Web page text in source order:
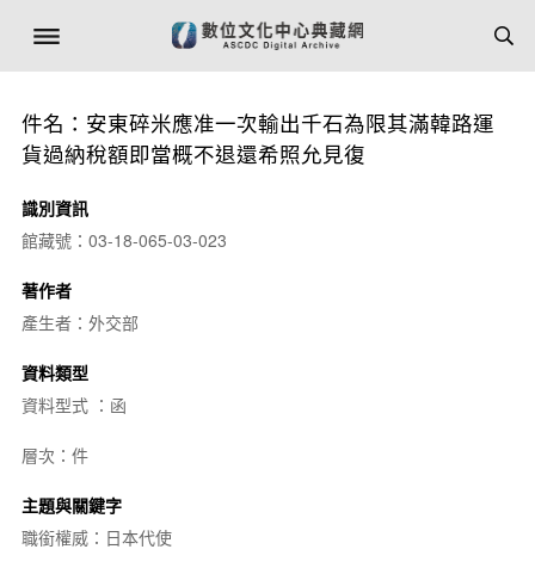
件名：安東碎米應准一次輸出千石為限其滿韓路運
貨過納稅額即當概不退還希照允見復
識別資訊
館藏號：03-18-065-03-023
著作者
產生者：外交部
資料類型
資料型式 ：函
層次：件
主題與關鍵字
職銜權威：日本代使